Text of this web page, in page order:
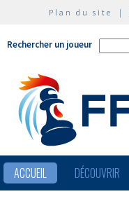
Plan du site |
Rechercher un joueur
ACCUEIL DÉCOUVRIR